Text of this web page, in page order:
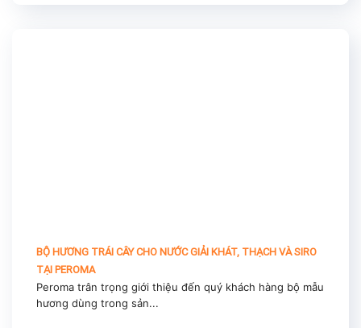
BỘ HƯƠNG TRÁI CÂY CHO NƯỚC GIẢI KHÁT, THẠCH VÀ SIRO
TẠI PEROMA
Peroma trân trọng giới thiệu đến quý khách hàng bộ mẫu
hương dùng trong sản...